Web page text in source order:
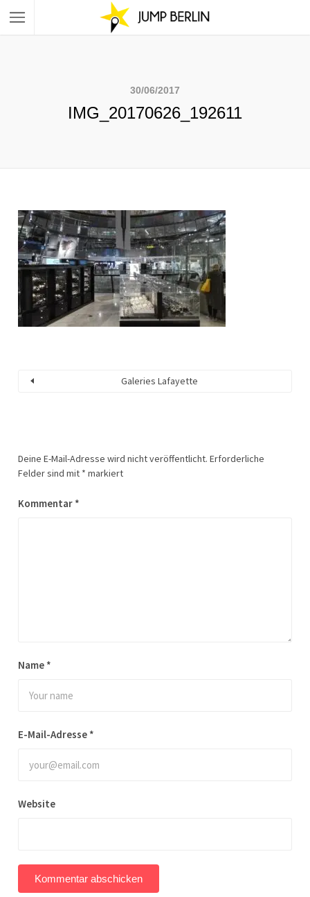
30/06/2017
IMG_20170626_192611
Galeries Lafayette
Deine E-Mail-Adresse wird nicht veröffentlicht. Erforderliche
Felder sind mit * markiert
Kommentar *
Name *
E-Mail-Adresse *
Website